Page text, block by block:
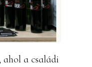
a családi